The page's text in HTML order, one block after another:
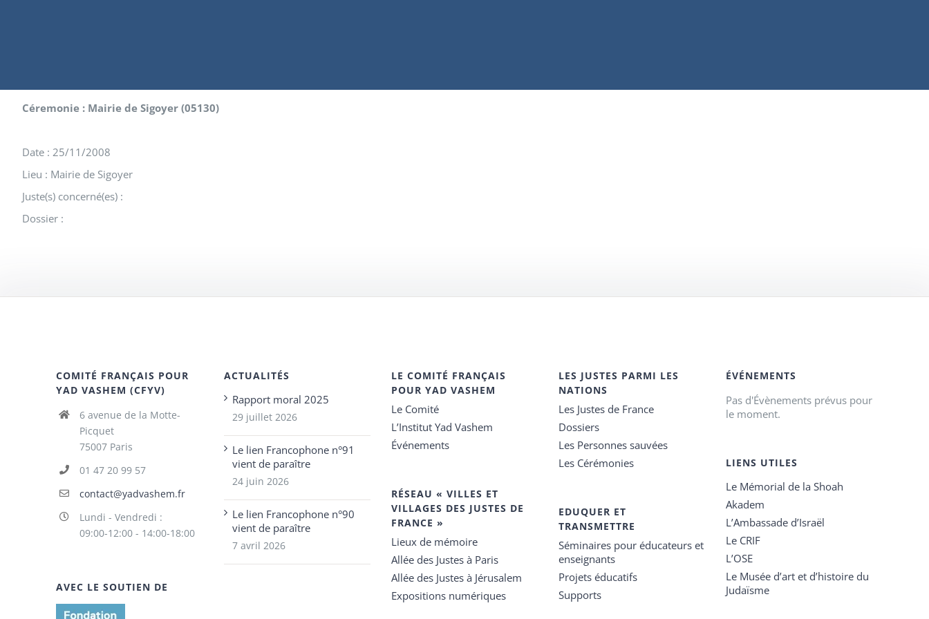
Céremonie : Mairie de Sigoyer (05130)
Date : 25/11/2008
Lieu : Mairie de Sigoyer
Juste(s) concerné(es) :
Dossier :
COMITÉ FRANÇAIS POUR
YAD VASHEM (CFYV)
6 avenue de la Motte-
Picquet
75007 Paris
01 47 20 99 57
contact@yadvashem.fr
Lundi - Vendredi :
09:00-12:00 - 14:00-18:00
AVEC LE SOUTIEN DE
ACTUALITÉS
Rapport moral 2025
29 juillet 2026
Le lien Francophone n°91
vient de paraître
24 juin 2026
Le lien Francophone n°90
vient de paraître
7 avril 2026
LE COMITÉ FRANÇAIS
POUR YAD VASHEM
Le Comité
L’Institut Yad Vashem
Événements
RÉSEAU « VILLES ET
VILLAGES DES JUSTES DE
FRANCE »
Lieux de mémoire
Allée des Justes à Paris
Allée des Justes à Jérusalem
Expositions numériques
LES JUSTES PARMI LES
NATIONS
Les Justes de France
Dossiers
Les Personnes sauvées
Les Cérémonies
EDUQUER ET
TRANSMETTRE
Séminaires pour éducateurs et
enseignants
Projets éducatifs
Supports
ÉVÉNEMENTS
Pas d'Évènements prévus pour
le moment.
LIENS UTILES
Le Mémorial de la Shoah
Akadem
L’Ambassade d’Israël
Le CRIF
L’OSE
Le Musée d’art et d’histoire du
Judaïsme